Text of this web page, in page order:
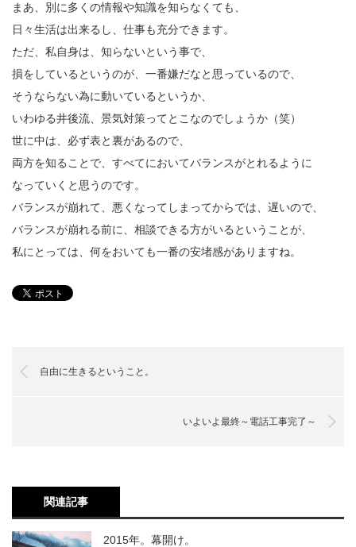
まあ、別に多くの情報や知識を知らなくても、
日々生活は出来るし、仕事も充分できます。
ただ、私自身は、知らないという事で、
損をしているというのが、一番嫌だなと思っているので、
そうならない為に動いているというか、
いわゆる井後流、景気対策ってとこなのでしょうか（笑）
世に中は、必ず表と裏があるので、
両方を知ることで、すべてにおいてバランスがとれるように
なっていくと思うのです。
バランスが崩れて、悪くなってしまってからでは、遅いので、
バランスが崩れる前に、相談できる方がいるということが、
私にとっては、何をおいても一番の安堵感がありますね。
自由に生きるということ。
いよいよ最終～電話工事完了～
関連記事
2015年。幕開け。